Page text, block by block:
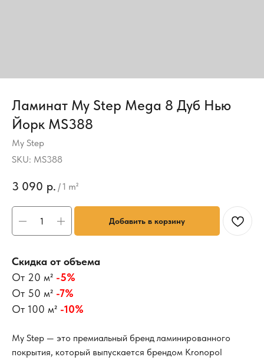
Ламинат My Step Mega 8 Дуб Нью
Йорк MS388
My Step
SKU: MS388
3 090 р. /1 m²
Добавить в корзину
Скидка от объема
От 20 м² -5%
От 50 м² -7%
От 100 м² -10%
My Step — это премиальный бренд ламинированного
покрытия, который выпускается брендом Kronopol